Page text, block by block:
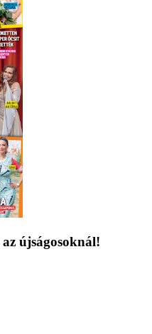
az újságosoknál!